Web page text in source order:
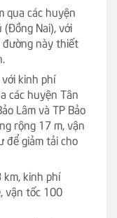
qua các huyện
Nai), với
này thiết
kinh phí
các huyện Tân
Lâm và TP Bảo
rộng 17 m, vận
giảm tải cho
km, kinh phí
vận tốc 100